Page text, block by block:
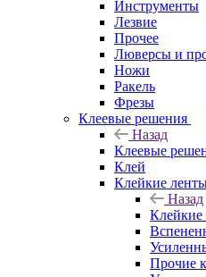
Инструменты
Лезвие
Прочее
Люверсы и
Ножи
Ракель
Фрезы
Клеевые решения
Назад
Клеевые
Клей
Клейкие
Назад
Клейкие
Прочие